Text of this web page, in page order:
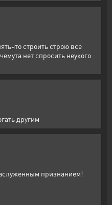
строить строю все
нет спросить неукого
другим
признанием!